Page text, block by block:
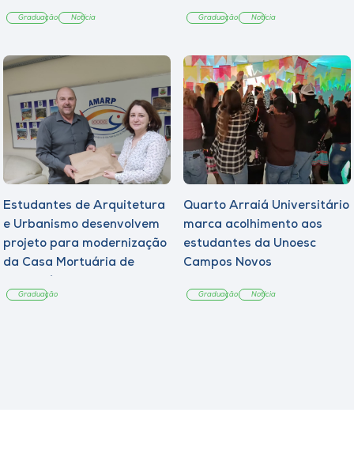
Graduação Notícia Graduação Notícia
Estudantes de Arquitetura
e Urbanismo desenvolvem
projeto para modernização
da Casa Mortuária de
Graduação
Quarto Arraiá Universitário
marca acolhimento aos
estudantes da Unoesc
Campos Novos
Graduação Notícia